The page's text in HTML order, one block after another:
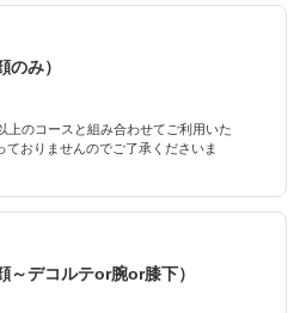
み）
のコースと組み合わせてご利用いた
おりませんのでご了承くださいま
～デコルテor腕or膝下）